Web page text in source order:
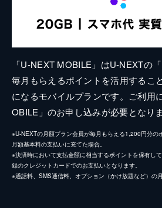
「U-NEXT MOBILE」はU-NEXTの
毎月もらえるポイントを活用するこ
になるモバイルプランです。ご利用
OBILE」のお申し込みが必要となりま
※U-NEXTの月額プラン会員が毎月もらえる1,200円分の
月額基本料の支払いに充てた場合。
※決済時において支払金額に相当するポイントを保有し
録のクレジットカードでのお支払いとなります。
※通話料、SMS通信料、オプション（かけ放題など）の